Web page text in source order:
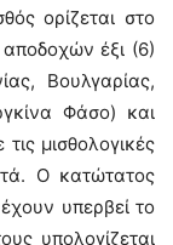
ορίζεται στο
έξι (6)
Βουλγαρίας,
Φάσο) και
μισθολογικές
Ο κατώτατος
υπερβεί το
υπολογίζεται